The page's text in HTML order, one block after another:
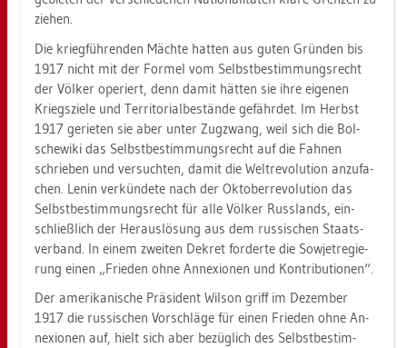
zie­hen.
Die krieg­füh­ren­den Mäch­te hat­ten aus guten Grün­den bis
1917 nicht mit der For­mel vom Selbst­be­stim­mungs­recht
der Völ­ker ope­riert, denn damit hät­ten sie ihre ei­ge­nen
Kriegs­zie­le und Ter­ri­to­ri­al­be­stän­de ge­fähr­det. Im Herbst
1917 ge­rie­ten sie aber unter Zug­zwang, weil sich die Bol­
sche­wi­ki das Selbst­be­stim­mungs­recht auf die Fah­nen
schrie­ben und ver­such­ten, damit die Welt­re­vo­lu­ti­on an­zu­fa­
chen. Lenin ver­kün­de­te nach der Ok­to­ber­re­vo­lu­ti­on das
Selbst­be­stim­mungs­recht für alle Völ­ker Russ­lands, ein­
schließ­lich der Her­aus­lö­sung aus dem rus­si­schen Staats­
ver­band. In einem zwei­ten De­kret for­der­te die So­wjet­re­gie­
rung einen „Frie­den ohne An­ne­xio­nen und Kont­ri­bu­tio­nen“.
Der ame­ri­ka­ni­sche Prä­si­dent Wil­son griff im De­zem­ber
1917 die rus­si­schen Vor­schlä­ge für einen Frie­den ohne An­
ne­xio­nen auf, hielt sich aber be­züg­lich des Selbst­be­stim­